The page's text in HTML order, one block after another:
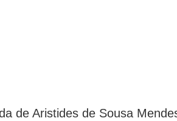
de Aristides de Sousa